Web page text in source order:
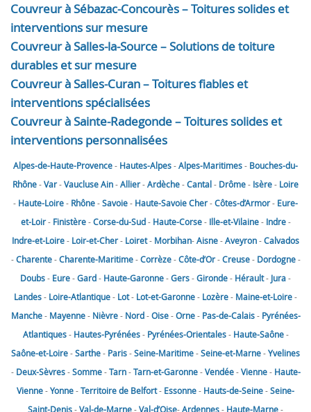
Couvreur à Sébazac-Concourès – Toitures solides et
interventions sur mesure
Couvreur à Salles-la-Source – Solutions de toiture
durables et sur mesure
Couvreur à Salles-Curan – Toitures fiables et
interventions spécialisées
Couvreur à Sainte-Radegonde – Toitures solides et
interventions personnalisées
Alpes-de-Haute-Provence- Hautes-Alpes-Alpes-Maritimes- Bouches-du-
Rhône-Var-VaucluseAin-Allier-Ardèche-Cantal- Drôme- Isère- Loire
- Haute-Loire- Rhône-Savoie- Haute-SavoieCher-Côtes-d’Armor- Eure-
et-Loir- Finistère-Corse-du-Sud- Haute-Corse- Ille-et-Vilaine- Indre-
Indre-et-Loire- Loir-et-Cher- Loiret- Morbihan-Aisne-Aveyron-Calvados
-Charente-Charente-Maritime-Corrèze-Côte-d’Or-Creuse- Dordogne-
Doubs- Eure-Gard- Haute-Garonne-Gers-Gironde- Hérault- Jura-
Landes- Loire-Atlantique- Lot- Lot-et-Garonne- Lozère- Maine-et-Loire-
Manche- Mayenne- Nièvre- Nord-Oise-Orne- Pas-de-Calais- Pyrénées-
Atlantiques- Hautes-Pyrénées- Pyrénées-Orientales- Haute-Saône-
Saône-et-Loire-Sarthe- Paris-Seine-Maritime-Seine-et-Marne-Yvelines
- Deux-Sèvres-Somme-Tarn-Tarn-et-Garonne-Vendée-Vienne- Haute-
Vienne-Yonne-Territoire de Belfort- Essonne- Hauts-de-Seine-Seine-
Saint-Denis-Val-de-Marne-Val-d’Oise-Ardennes- Haute-Marne-